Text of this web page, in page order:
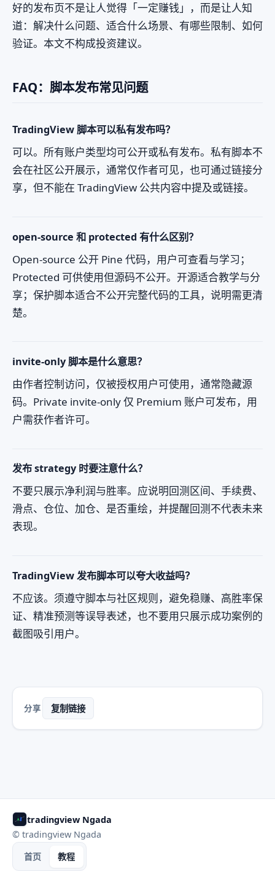
好的发布页不是让人觉得「一定赚钱」，而是让人知
道：解决什么问题、适合什么场景、有哪些限制、如何
验证。本文不构成投资建议。
FAQ：脚本发布常见问题
TradingView 脚本可以私有发布吗？
可以。所有账户类型均可公开或私有发布。私有脚本不
会在社区公开展示，通常仅作者可见，也可通过链接分
享，但不能在 TradingView 公共内容中提及或链接。
open-source 和 protected 有什么区别？
Open-source 公开 Pine 代码，用户可查看与学习；
Protected 可供使用但源码不公开。开源适合教学与分
享；保护脚本适合不公开完整代码的工具，说明需更清
楚。
invite-only 脚本是什么意思？
由作者控制访问，仅被授权用户可使用，通常隐藏源
码。Private invite-only 仅 Premium 账户可发布，用
户需获作者许可。
发布 strategy 时要注意什么？
不要只展示净利润与胜率。应说明回测区间、手续费、
滑点、仓位、加仓、是否重绘，并提醒回测不代表未来
表现。
TradingView 发布脚本可以夸大收益吗？
不应该。须遵守脚本与社区规则，避免稳赚、高胜率保
证、精准预测等误导表述，也不要用只展示成功案例的
截图吸引用户。
分享 复制链接
tradingview Ngada
© tradingview Ngada
首页
教程